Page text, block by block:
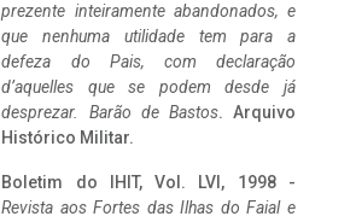
prezente inteiramente abandonados, e
que nenhuma utilidade tem para a
defeza do Pais, com declaração
d’aquelles que se podem desde já
desprezar. Barão de Bastos. Arquivo
Histórico Militar.
Boletim do IHIT, Vol. LVI, 1998 -
Revista aos Fortes das Ilhas do Faial e